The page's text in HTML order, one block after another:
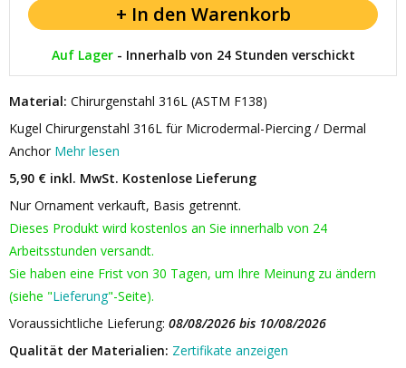
Auf Lager- Innerhalb von 24 Stunden verschickt
Material: Chirurgenstahl 316L (ASTM F138)
Kugel Chirurgenstahl 316L für Microdermal-Piercing / Dermal
Anchor Mehr lesen
5,90 € inkl. MwSt. Kostenlose Lieferung
Nur Ornament verkauft, Basis getrennt.
Dieses Produkt wird kostenlos an Sie innerhalb von 24
Arbeitsstunden versandt.
Sie haben eine Frist von 30 Tagen, um Ihre Meinung zu ändern
(siehe "Lieferung"-Seite).
Voraussichtliche Lieferung: 08/08/2026 bis 10/08/2026
Qualität der Materialien: Zertifikate anzeigen